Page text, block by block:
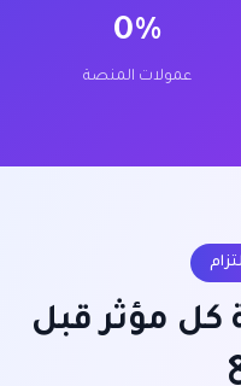
0%
عمولات المنصة
كل مؤثر قبل